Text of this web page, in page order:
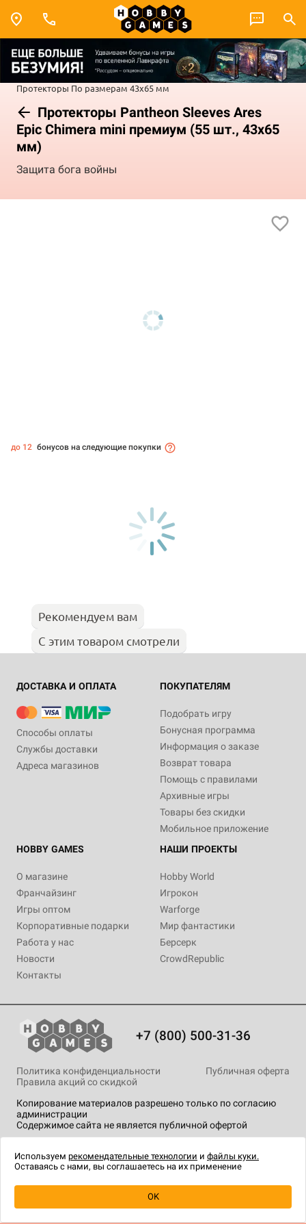
Протекторы По размерам 43x65 мм
Протекторы Pantheon Sleeves Ares
Epic Chimera mini премиум (55 шт., 43x65
мм)
Защита бога войны
Уведомить о наличии
до 12 бонусов на следующие покупки
Рекомендуем вам
С этим товаром смотрели
ДОСТАВКА И ОПЛАТА
Способы оплаты
Службы доставки
Адреса магазинов
ПОКУПАТЕЛЯМ
Подобрать игру
Бонусная программа
Информация о заказе
Возврат товара
Помощь с правилами
Архивные игры
Товары без скидки
Мобильное приложение
HOBBY GAMES
О магазине
Франчайзинг
Игры оптом
Корпоративные подарки
Работа у нас
Новости
Контакты
НАШИ ПРОЕКТЫ
Hobby World
Игрокон
Warforge
Мир фантастики
Берсерк
CrowdRepublic
+7 (800) 500-31-36
Копирование материалов разрешено только по согласию
администрации
Содержимое сайта не является публичной офертой
Политика конфиденциальности
Публичная оферта
Правила акций со скидкой
технологии.
Используем рекомендательные технологии и файлы куки.
Оставаясь с нами, вы соглашаетесь на их применение
OK